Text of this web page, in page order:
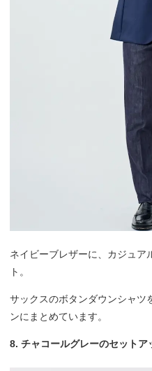
ネイビーブレザーに、カジュア
ト。
サックスのボタンダウンシャツ
ンにまとめています。
8. チャコールグレーのセットア